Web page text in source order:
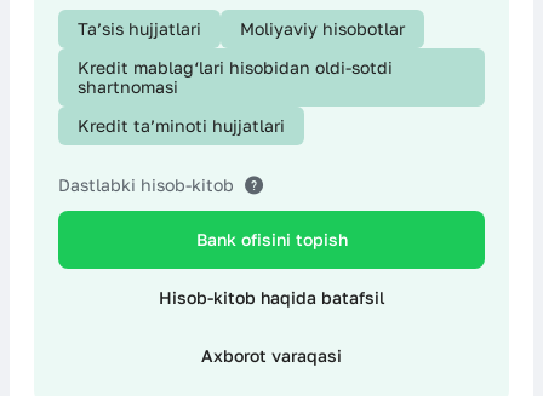
Ta’sis hujjatlari
Moliyaviy hisobotlar
Kredit mablag‘lari hisobidan oldi-sotdi
shartnomasi
Kredit ta’minoti hujjatlari
Dastlabki hisob-kitob
Bank ofisini topish
Hisob-kitob haqida batafsil
Axborot varaqasi